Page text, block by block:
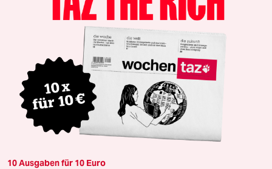
10 Ausgaben für 10 Euro